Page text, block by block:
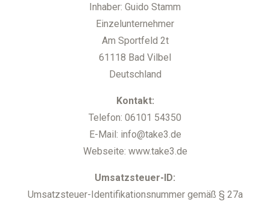
Inhaber: Guido Stamm
Einzelunternehmer
Am Sportfeld 2t
61118 Bad Vilbel
Deutschland
Kontakt:
Telefon: 06101 54350
E-Mail: info@take3.de
Webseite: www.take3.de
Umsatzsteuer-ID:
Umsatzsteuer-Identifikationsnummer gemäß § 27a